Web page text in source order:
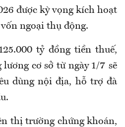
được kỳ vọng kích hoạt
ngoại thụ động.
tỷ đồng tiền thuế,
cơ sở từ ngày 1/7 sẽ
dùng nội địa, hỗ trợ đà
thị trường chứng khoán,